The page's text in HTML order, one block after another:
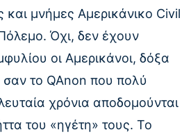
και μνήμες Αμερικάνικο Civil
Όχι, δεν έχουν
οι Αμερικάνοι, δόξα
το QAnon που πολύ
χρόνια αποδομούνται
του «ηγέτη» τους. Το